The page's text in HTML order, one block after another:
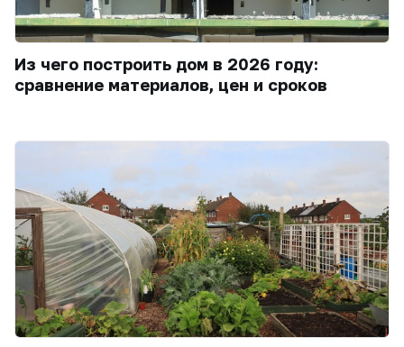
Из чего построить дом в 2026 году:
сравнение материалов, цен и сроков